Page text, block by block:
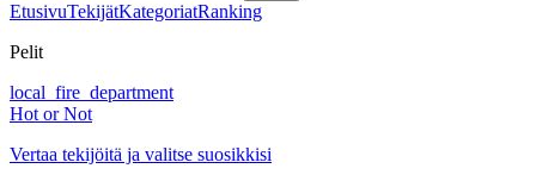
EtusivuTekijätKategoriatRanking
Pelit
local_fire_department
Hot or Not
Vertaa tekijöitä ja valitse suosikkisi